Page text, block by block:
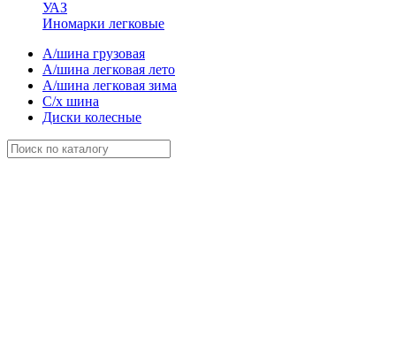
УАЗ
Иномарки легковые
А/шина грузовая
А/шина легковая лето
А/шина легковая зима
С/х шина
Диски колесные